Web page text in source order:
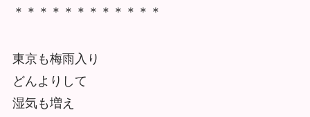
＊＊＊＊＊＊＊＊＊＊＊＊
東京も梅雨入り
どんよりして
湿気も増え